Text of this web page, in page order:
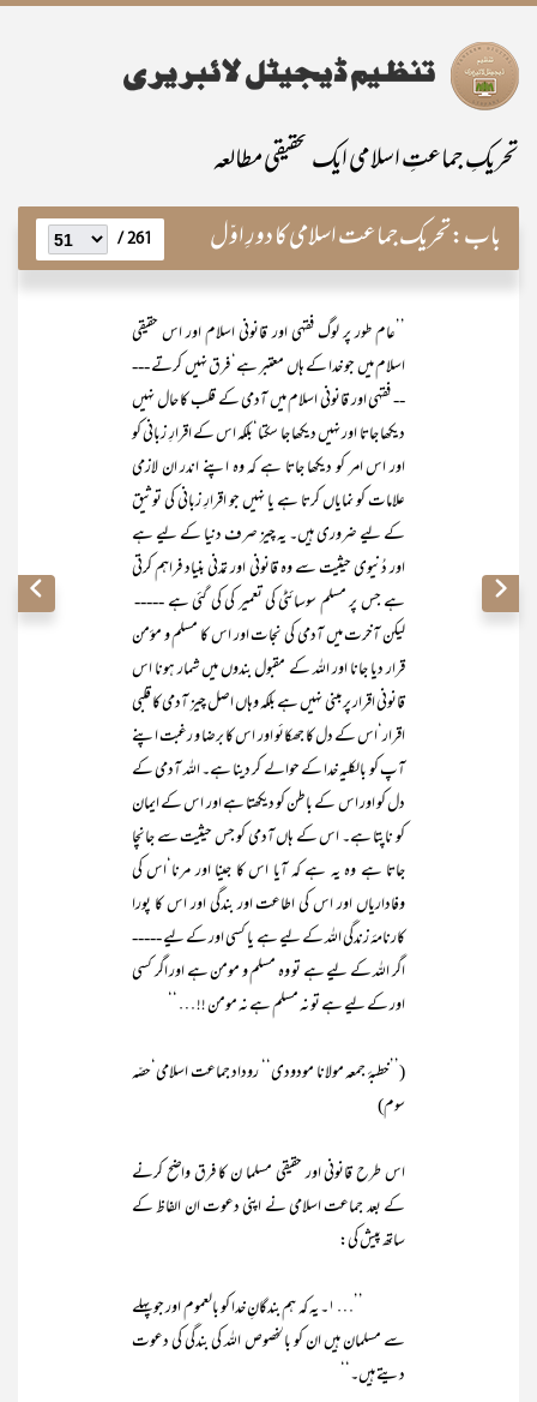
تحریکِ جماعتِ اسلامی ایک تحقیقی مطالعہ
باب:تحریک جماعت اسلامی کا دورِ اوّل 261 /
’’عام طور پر لوگ فقہی اور قانونی اسلام اور اس حقیقی
اسلام میں جو خدا کے ہاں معتبر ہے‘ فرق نہیں کرتے ---
-- فقہی اور قانونی اسلام میں آدمی کے قلب کا حال نہیں
دیکھا جاتا اور نہیں دیکھا جا سکتا‘بلکہ اس کے اقرارِ زبانی کو
اور اس امر کو دیکھا جاتا ہے کہ وہ اپنے اندر ان لازمی
علامات کو نمایاں کرتا ہے یا نہیں جو اقرارِ زبانی کی توثیق
کے لیے ضروری ہیں۔ یہ چیز صرف دنیا کے لیے ہے
اور دُنیوی حیثیت سے وہ قانونی اور تمدنی بنیاد فراہم کرتی
ہے جس پر مسلم سوسائٹی کی تعمیر کی کی گئی ہے -----
لیکن آخرت میں آدمی کی نجات اور اس کا مسلم و مؤمن
قرار دیا جانا اور اللہ کے مقبول بندوں میں شمار ہونا اس
قانونی اقرار پر مبنی نہیں ہے بلکہ وہاں اصل چیز آدمی کا قلبی
اقرار‘اس کے دل کا جھکائو اور اس کا برضا و رغبت اپنے
آپ کو بالکلیہ خدا کے حوالے کر دینا ہے۔ اللہ آدمی کے
دل کو اور اس کے باطن کو دیکھتا ہے اور اس کے ایمان
کو ناپتا ہے۔ اس کے ہاں آدمی کو جس حیثیت سے جانچا
جاتا ہے وہ یہ ہے کہ آیا اس کا جینا اور مرنا‘اس کی
وفاداریاں اور اس کی اطاعت اور بندگی اور اس کا پورا
کارنامۂ زندگی اللہ کے لیے ہے یا کسی اور کے لیے -----
اگر اللہ کے لیے ہے تو وہ مسلم و مومن ہے اور اگر کسی
اور کے لیے ہے تو نہ مسلم ہے نہ مومن !! … ‘‘
(’’خطبۂ جمعہ مولانا مودودی‘‘ روداد جماعت اسلامی‘حصّہ
سوم)
اس طرح قانونی اور حقیقی مسلما ن کا فرق واضح کرنے
کے بعد جماعت اسلامی نے اپنی دعوت ان الفاظ کے
ساتھ پیش کی:
’’… ۱۔ یہ کہ ہم بندگانِ خدا کو بالعموم اور جو پہلے
سے مسلمان ہیں ان کو بالخصوص اللہ کی بندگی کی دعوت
دیتے ہیں۔‘‘